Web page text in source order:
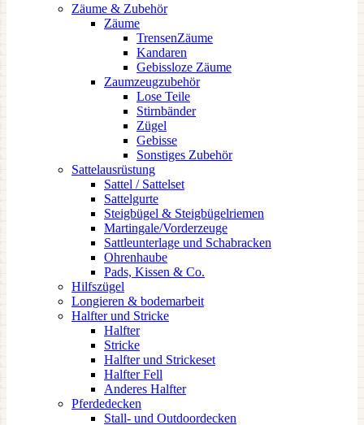
Zäume & Zubehör
Zäume
TrensenZäume
Kandaren
Gebissloze Zäume
Zaumzeugzubehör
Lose Teile
Stirnbänder
Zügel
Gebisse
Sonstiges Zubehör
Sattelausrüstung
Sattel / Sattelset
Sattelgurte
Steigbügel & Steigbügelriemen
Martingale/Vorderzeuge
Sattleunterlage und Schabracken
Ohrenhaube
Pads, Kissen & Co.
Hilfszügel
Longieren & bodemarbeit
Halfter und Stricke
Halfter
Stricke
Halfter und Strickeset
Halfter Fell
Anderes Halfter
Pferdedecken
Stall- und Outdoordecken